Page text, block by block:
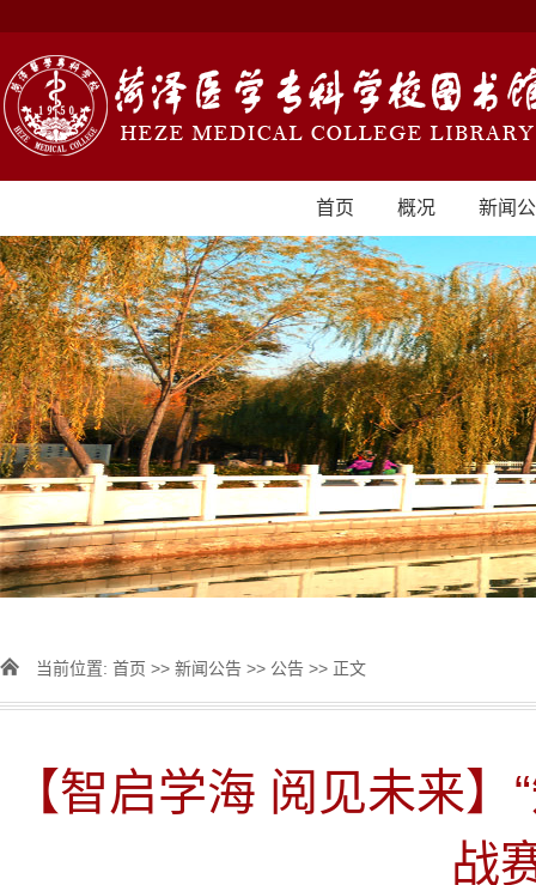
首页 概况 新闻
当前位置: 首页 >> 新闻公告 >> 公告 >> 正文
【智启学海 阅见未来
战